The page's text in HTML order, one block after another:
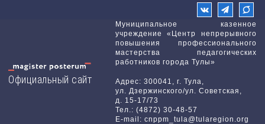
Официальный сайт
Муниципальное казенное
учреждение «Центр непрерывного
повышения профессионального
мастерства педагогических
работников города Тулы»
Адрес: 300041, г. Тула,
ул. Дзержинского/ул. Советская,
д. 15-17/73
Тел.: (4872) 30-48-57
E-mail: cnppm_tula@tularegion.org